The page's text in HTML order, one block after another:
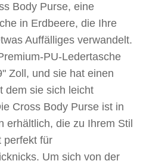
Body Purse, eine
in Erdbeere, die Ihre
Auffälliges verwandelt.
PU-Ledertasche
Zoll, und sie hat einen
dem sie sich leicht
Cross Body Purse ist in
erhältlich, die zu Ihrem Stil
perfekt für
Um sich von der